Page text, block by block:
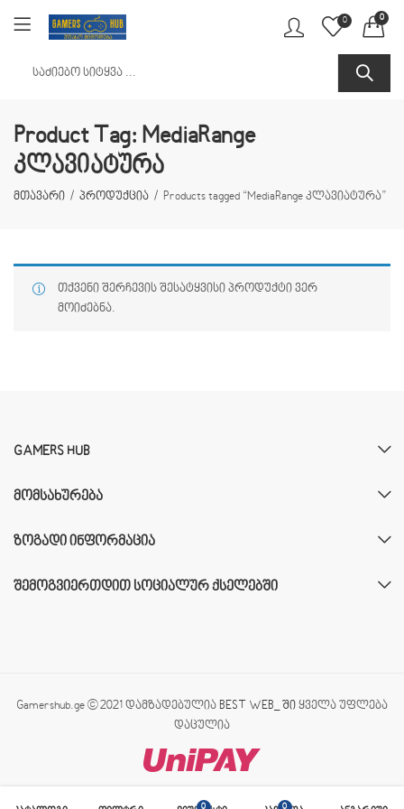
0 0
Product Tag: MediaRange
კლავიატურა
მთავარი პროდუქცია Products tagged “MediaRange კლავიატურა”
თქვენი შერჩევის შესატყვისი პროდუქტი ვერ
მოიძებნა.
GAMERS HUB
ᲛᲝᲛᲡᲐᲮᲣᲠᲔᲑᲐ
ᲖᲝᲒᲐᲓᲘ ᲘᲜᲤᲝᲠᲛᲐᲪᲘᲐ
ᲨᲔᲛᲝᲒᲕᲘᲔᲠᲗᲓᲘᲗ ᲡᲝᲪᲘᲐᲚᲣᲠ ᲥᲡᲔᲚᲔᲑᲨᲘ
Gamershub.ge © 2021 დამზადებულია BEST WEB_ ში ყველა უფლება
დაცულია
0 0